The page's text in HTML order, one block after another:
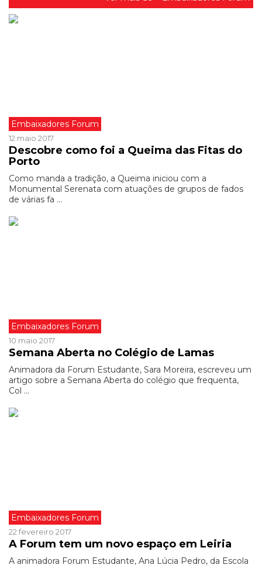
Embaixadores Forum
12 maio 2017
Descobre como foi a Queima das Fitas do
Porto
Como manda a tradição, a Queima iniciou com a
Monumental Serenata com atuações de grupos de fados
de várias fa ...
Embaixadores Forum
10 maio 2017
Semana Aberta no Colégio de Lamas
Animadora da Forum Estudante, Sara Moreira, escreveu um
artigo sobre a Semana Aberta do colégio que frequenta,
Col ...
Embaixadores Forum
22 fevereiro 2017
A Forum tem um novo espaço em Leiria
A animadora Forum Estudante, Ana Lúcia Pedro, da Escola